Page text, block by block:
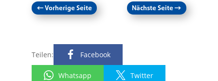
←Vorherige Seite Nächste Seite→
Teilen: Facebook
Whatsapp Twitter